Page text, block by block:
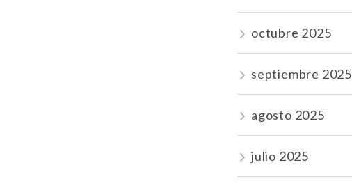
octubre 2025
septiembre 2025
agosto 2025
julio 2025